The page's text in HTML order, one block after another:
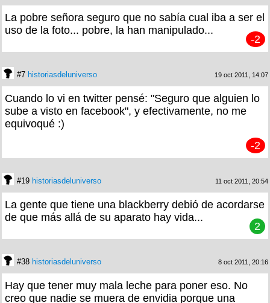
La pobre señora seguro que no sabía cual iba a ser el
uso de la foto... pobre, la han manipulado...
-2
#7 historiasdeluniverso 19 oct 2011, 14:07
Cuando lo vi en twitter pensé: "Seguro que alguien lo
sube a visto en facebook", y efectivamente, no me
equivoqué :)
-2
#19 historiasdeluniverso 11 oct 2011, 20:54
La gente que tiene una blackberry debió de acordarse
de que más allá de su aparato hay vida...
2
#38 historiasdeluniverso 8 oct 2011, 20:16
Hay que tener muy mala leche para poner eso. No
creo que nadie se muera de envidia porque una